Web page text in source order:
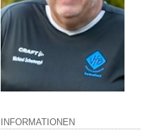
INFORMATIONEN